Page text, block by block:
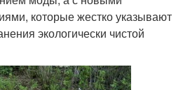
которые жестко указывают
экологически чистой